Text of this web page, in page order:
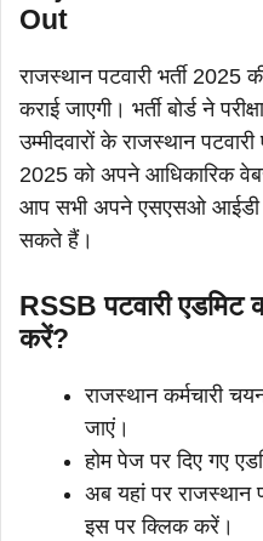
Out
राजस्थान पटवारी भर्ती 2025
कराई जाएगी। भर्ती बोर्ड ने
उम्मीदवारों के राजस्थान
2025 को अपने आधिकारिक
आप सभी अपने एसएसओ आईडी
सकते हैं।
RSSB पटवारी
करें?
राजस्थान कर्मचारी
जाएं।
होम पेज पर दिए गए
अब यहां पर राजस्थान
इस पर क्लिक करें।